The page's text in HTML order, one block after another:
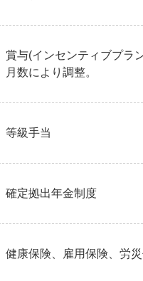
賞与(インセンティブプラ
月数により調整。
等級手当
確定拠出年金制度
健康保険、雇用保険、労